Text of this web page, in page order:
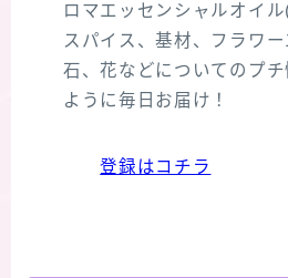
ロマエッセンシャルオイル
スパイス、基材、フラワ
石、花などについてのプ
ように毎日お届け！
登録はコチラ